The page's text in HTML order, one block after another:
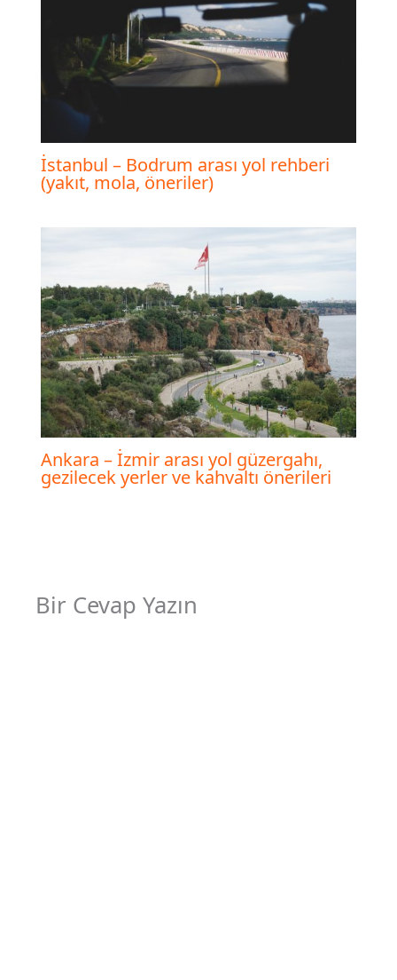
İstanbul – Bodrum arası yol rehberi
(yakıt, mola, öneriler)
Ankara – İzmir arası yol güzergahı,
gezilecek yerler ve kahvaltı önerileri
Bir Cevap Yazın